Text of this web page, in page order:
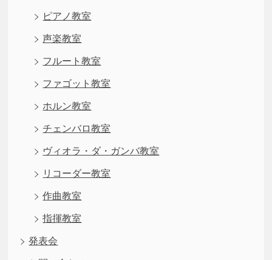
ピアノ教室
声楽教室
フルート教室
ファゴット教室
ホルン教室
チェンバロ教室
ヴィオラ・ダ・ガンバ教室
リコーダー教室
作曲教室
指揮教室
発表会